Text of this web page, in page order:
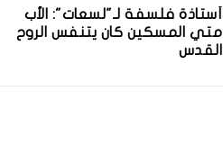
أستاذة فلسفة لـ"لسعات": الأب
متي المسكين كان يتنفس الروح
القدس